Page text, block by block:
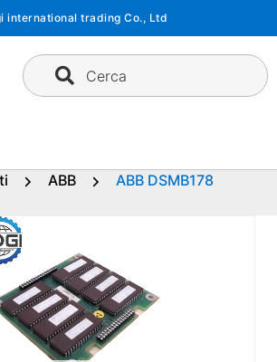
international trading Co., Ltd
Cerca
ABB
ABB DSMB178